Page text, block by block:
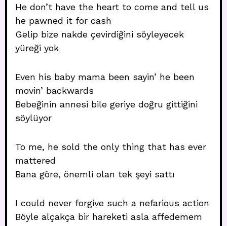
He don’t have the heart to come and tell us
he pawned it for cash
Gelip bize nakde çevirdiğini söyleyecek
yüreği yok
Even his baby mama been sayin’ he been
movin’ backwards
Bebeğinin annesi bile geriye doğru gittiğini
söylüyor
To me, he sold the only thing that has ever
mattered
Bana göre, önemli olan tek şeyi sattı
I could never forgive such a nefarious action
Böyle alçakça bir hareketi asla affedemem